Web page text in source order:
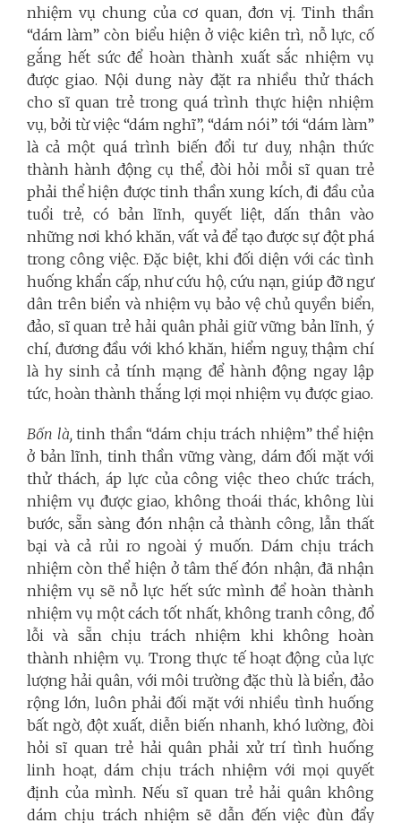
nhiệm vụ chung của cơ quan, đơn vị. Tinh thần
“dám làm” còn biểu hiện ở việc kiên trì, nỗ lực, cố
gắng hết sức để hoàn thành xuất sắc nhiệm vụ
được giao. Nội dung này đặt ra nhiều thử thách
cho sĩ quan trẻ trong quá trình thực hiện nhiệm
vụ, bởi từ việc “dám nghĩ”, “dám nói” tới “dám làm”
là cả một quá trình biến đổi tư duy, nhận thức
thành hành động cụ thể, đòi hỏi mỗi sĩ quan trẻ
phải thể hiện được tinh thần xung kích, đi đầu của
tuổi trẻ, có bản lĩnh, quyết liệt, dấn thân vào
những nơi khó khăn, vất vả để tạo được sự đột phá
trong công việc. Đặc biệt, khi đối diện với các tình
huống khẩn cấp, như cứu hộ, cứu nạn, giúp đỡ ngư
dân trên biển và nhiệm vụ bảo vệ chủ quyền biển,
đảo, sĩ quan trẻ hải quân phải giữ vững bản lĩnh, ý
chí, đương đầu với khó khăn, hiểm nguy, thậm chí
là hy sinh cả tính mạng để hành động ngay lập
tức, hoàn thành thắng lợi mọi nhiệm vụ được giao.
Bốn là, tinh thần “dám chịu trách nhiệm” thể hiện
ở bản lĩnh, tinh thần vững vàng, dám đối mặt với
thử thách, áp lực của công việc theo chức trách,
nhiệm vụ được giao, không thoái thác, không lùi
bước, sẵn sàng đón nhận cả thành công, lẫn thất
bại và cả rủi ro ngoài ý muốn. Dám chịu trách
nhiệm còn thể hiện ở tâm thế đón nhận, đã nhận
nhiệm vụ sẽ nỗ lực hết sức mình để hoàn thành
nhiệm vụ một cách tốt nhất, không tranh công, đổ
lỗi và sẵn chịu trách nhiệm khi không hoàn
thành nhiệm vụ. Trong thực tế hoạt động của lực
lượng hải quân, với môi trường đặc thù là biển, đảo
rộng lớn, luôn phải đối mặt với nhiều tình huống
bất ngờ, đột xuất, diễn biến nhanh, khó lường, đòi
hỏi sĩ quan trẻ hải quân phải xử trí tình huống
linh hoạt, dám chịu trách nhiệm với mọi quyết
định của mình. Nếu sĩ quan trẻ hải quân không
dám chịu trách nhiệm sẽ dẫn đến việc đùn đẩy